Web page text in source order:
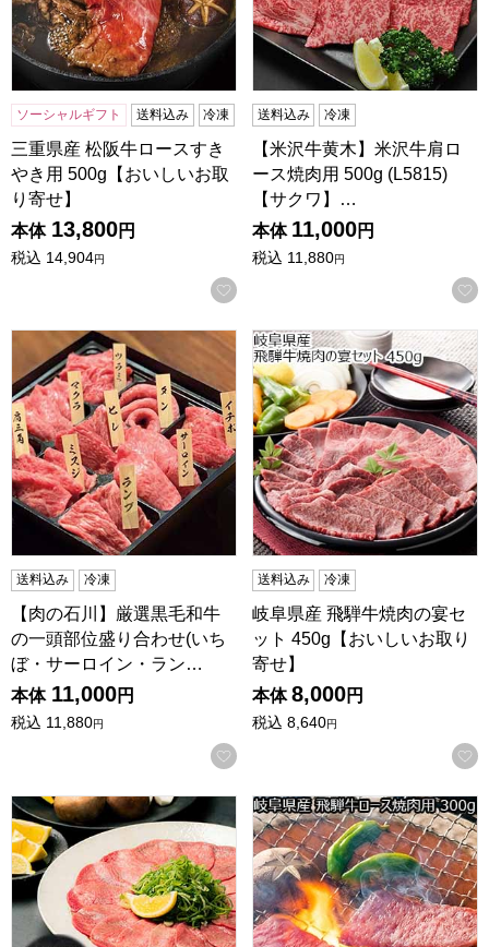
ソーシャルギフト 送料込み 冷凍
三重県産 松阪牛ロースすき
やき用 500g【おいしいお取
り寄せ】
本体 13,800円
税込 14,904円
お気に入りに登録する
送料込み 冷凍
【米沢牛黄木】米沢牛肩ロ
ース焼肉用 500g (L5815)
【サクワ】…
本体 11,000円
税込 11,880円
【肉の石川】厳選黒毛和牛の一頭部位盛り合わせ(いちぼ
送料込み 冷凍
【肉の石川】厳選黒毛和牛
の一頭部位盛り合わせ(いち
ぼ・サーロイン・ラン…
本体 11,000円
税込 11,880円
お気に入りに登録する
岐阜県産 飛騨牛焼肉の宴セ
送料込み 冷凍
岐阜県産 飛騨牛焼肉の宴セ
ット 450g【おいしいお取り
寄せ】
本体 8,000円
税込 8,640円
昔ながらの牛タンスライス(冷凍)1000g(500g×2パック)【お
岐阜県産 飛騨牛ロース焼肉